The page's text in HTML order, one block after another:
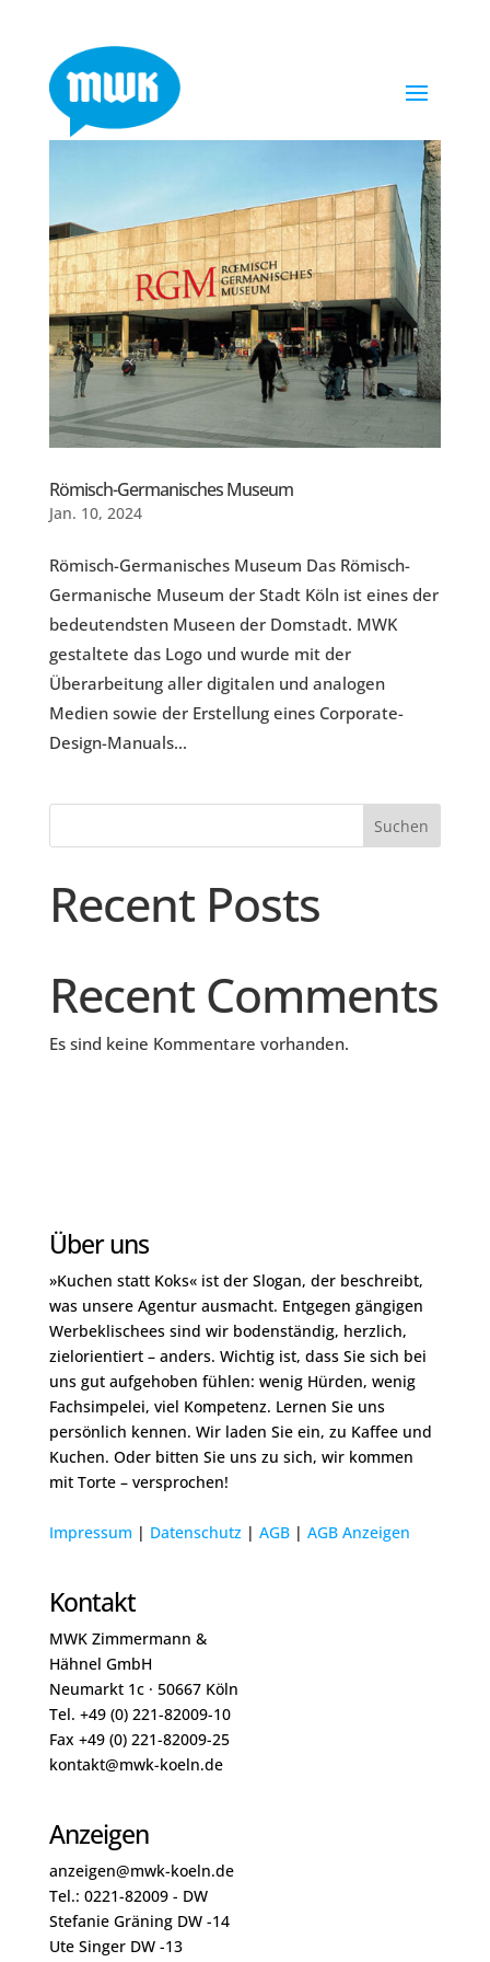
Römisch-Germanisches Museum
Jan. 10, 2024
Römisch-Germanisches Museum Das Römisch-
Germanische Museum der Stadt Köln ist eines der
bedeutendsten Museen der Domstadt. MWK
gestaltete das Logo und wurde mit der
Überarbeitung aller digitalen und analogen
Medien sowie der Erstellung eines Corporate-
Design-Manuals...
Suchen
Recent Posts
Recent Comments
Es sind keine Kommentare vorhanden.
Über uns
»Kuchen statt Koks« ist der Slogan, der beschreibt,
was unsere Agentur ausmacht. Entgegen gängigen
Werbeklischees sind wir bodenständig, herzlich,
zielorientiert – anders. Wichtig ist, dass Sie sich bei
uns gut aufgehoben fühlen: wenig Hürden, wenig
Fachsimpelei, viel Kompetenz. Lernen Sie uns
persönlich kennen. Wir laden Sie ein, zu Kaffee und
Kuchen. Oder bitten Sie uns zu sich, wir kommen
mit Torte – versprochen!
Impressum | Datenschutz| AGB| AGB Anzeigen
Kontakt
MWK Zimmermann &
Hähnel GmbH
Neumarkt 1c · 50667 Köln
Tel. +49 (0) 221-82009-10
Fax +49 (0) 221-82009-25
kontakt@mwk-koeln.de
Anzeigen
anzeigen@mwk-koeln.de
Tel.: 0221-82009 - DW
Stefanie Gräning DW -14
Ute Singer DW -13